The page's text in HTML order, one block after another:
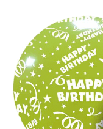
Gedeckt
|
Happy
Birthday
(all